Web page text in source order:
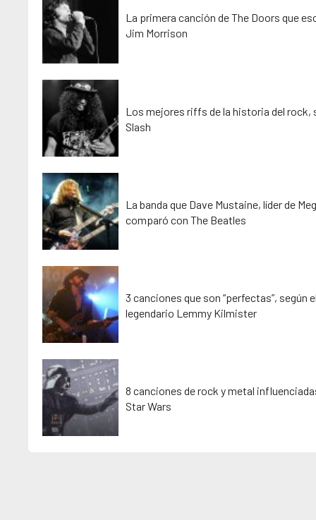
La primera canción de The Doors que
Jim Morrison
Los mejores riffs de la historia del rock,
Slash
La banda que Dave Mustaine, líder de
comparó con The Beatles
3 canciones que son “perfectas”, según
legendario Lemmy Kilmister
8 canciones de rock y metal
Star Wars